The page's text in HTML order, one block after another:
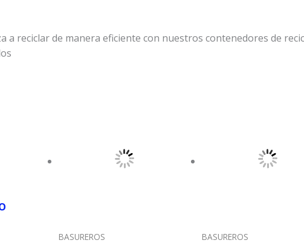
a reciclar de manera eficiente con nuestros contenedores de
BASUREROS BASUREROS